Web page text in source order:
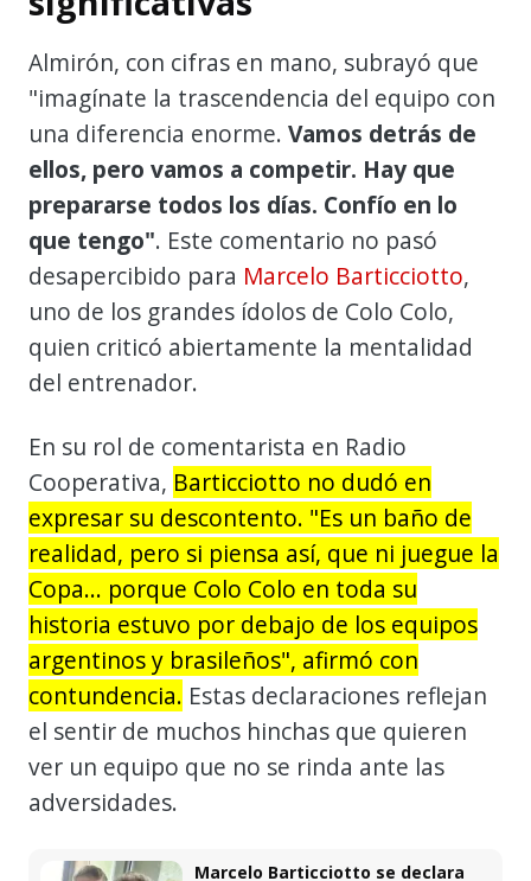
Almirón, con cifras en mano, subrayó que
"imagínate la trascendencia del equipo con
una diferencia enorme. Vamos detrás de
ellos, pero vamos a competir. Hay que
prepararse todos los días. Confío en lo
que tengo". Este comentario no pasó
desapercibido para Marcelo Barticciotto,
uno de los grandes ídolos de Colo Colo,
quien criticó abiertamente la mentalidad
del entrenador.
En su rol de comentarista en Radio
Cooperativa, Barticciotto no dudó en
expresar su descontento. "Es un baño de
realidad, pero si piensa así, que ni juegue la
Copa... porque Colo Colo en toda su
historia estuvo por debajo de los equipos
argentinos y brasileños", afirmó con
contundencia. Estas declaraciones reflejan
el sentir de muchos hinchas que quieren
ver un equipo que no se rinda ante las
adversidades.
Marcelo Barticciotto se declara